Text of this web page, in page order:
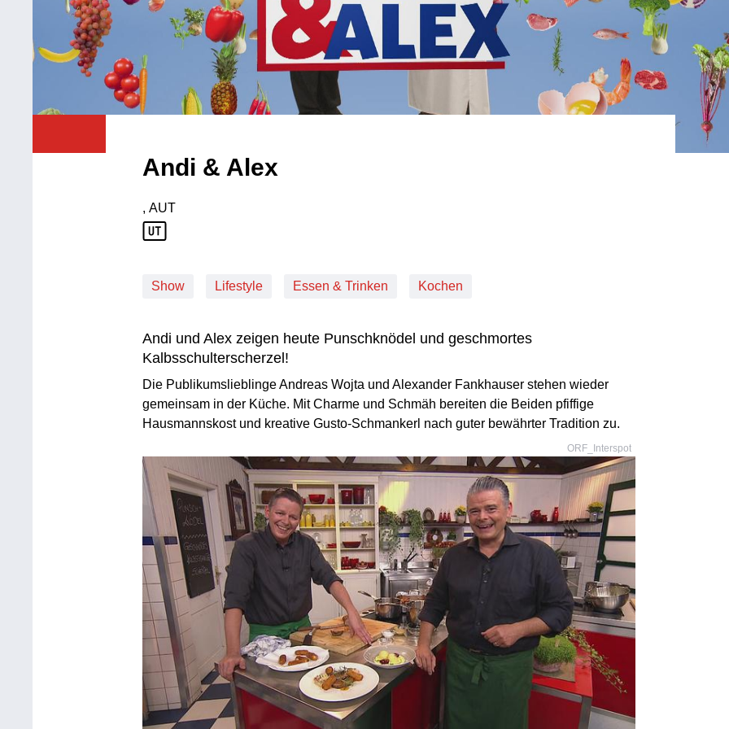
Andi & Alex
Produktionsland: AUT
, AUT
Show Lifestyle Essen & Trinken Kochen
Andi und Alex zeigen heute Punschknödel und geschmortes
Kalbsschulterscherzel!
Die Publikumslieblinge Andreas Wojta und Alexander Fankhauser stehen wieder
gemeinsam in der Küche. Mit Charme und Schmäh bereiten die Beiden pfiffige
Hausmannskost und kreative Gusto-Schmankerl nach guter bewährter Tradition zu.
ORF_Interspot